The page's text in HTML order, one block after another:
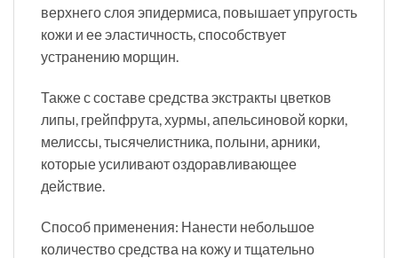
верхнего слоя эпидермиса, повышает упругость
кожи и ее эластичность, способствует
устранению морщин.
Также с составе средства экстракты цветков
липы, грейпфрута, хурмы, апельсиновой корки,
мелиссы, тысячелистника, полыни, арники,
которые усиливают оздоравливающее
действие.
Способ применения: Нанести небольшое
количество средства на кожу и тщательно